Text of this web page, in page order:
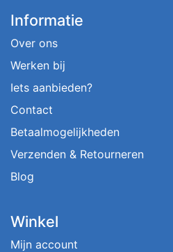
Informatie
Over ons
Werken bij
Iets aanbieden?
Contact
Betaalmogelijkheden
Verzenden & Retourneren
Blog
Winkel
Mijn account